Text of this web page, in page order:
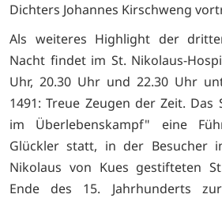
Dichters Johannes Kirschweng
Als weiteres Highlight der
Nacht findet im St. Nikolaus-
Uhr, 20.30 Uhr und 22.30 Uhr
1491: Treue Zeugen der Zeit. Das
im Überlebenskampf" eine
Glückler statt, in der Besucher
Nikolaus von Kues gestifteten
Ende des 15. Jahrhunderts